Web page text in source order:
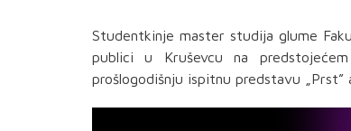
Studentkinje master studija glume
publici u Kruševcu na
prošlogodišnju ispitnu predstavu „Prst”